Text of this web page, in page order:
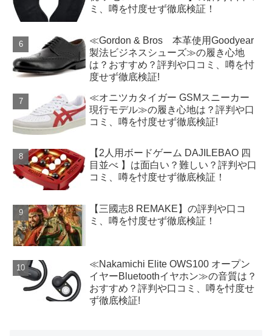
ミ、噂を忖度せず徹底検証！
≪Gordon & Bros 本革使用Goodyear
製法ビジネスシューズ≫の履き心地
は？おすすめ？評判や口コミ、噂を忖
度せず徹底検証!
≪オニツカタイガー GSMスニーカー
現行モデル≫の履き心地は？評判や口
コミ、噂を忖度せず徹底検証!
【2人用ボードゲーム DAJILEBAO 四
目並べ 】は面白い？難しい？評判や口
コミ、噂を忖度せず徹底検証！
【三國志8 REMAKE】の評判や口コ
ミ、噂を忖度せず徹底検証！
≪Nakamichi Elite OWS100 オープン
イヤーBluetoothイヤホン≫の音質は？
おすすめ？評判や口コミ、噂を忖度せ
ず徹底検証!